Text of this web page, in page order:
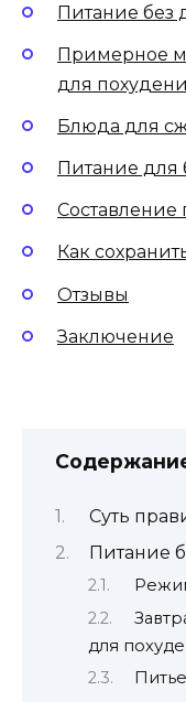
Питание без
Примерное
для
Блюда для
Питание для
Как
Отзывы
Заключение
Суть
Питание
для